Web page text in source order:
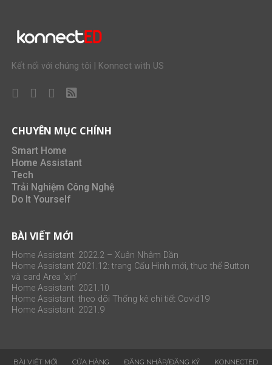
Kết nối với chúng tôi | Konnect with US
CHUYÊN MỤC CHÍNH
Smart Home
Home Assistant
Tech
Trải Nghiệm Công Nghệ
Do It Yourself
BÀI VIẾT MỚI
Home Assistant: 2022.2 – Xuân Nhâm Dần
Home Assistant 2021.12: trang Cấu Hình mới, thực thể Button
và card Area ‘xịn’
Home Assistant: 2021.10
Home Assistant: theo dõi Thống kê chi tiết Covid19
Home Assistant: 2021.9
BÀI VIẾT MỚI CỬA HÀNG ĐĂNG NHẬP/ĐĂNG KÝ KONNECTED